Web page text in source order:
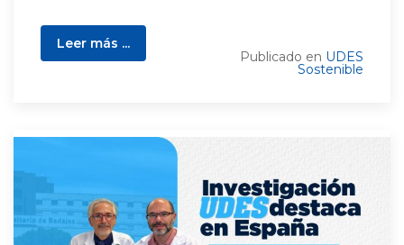
Leer más ...
Publicado en UDES
Sostenible